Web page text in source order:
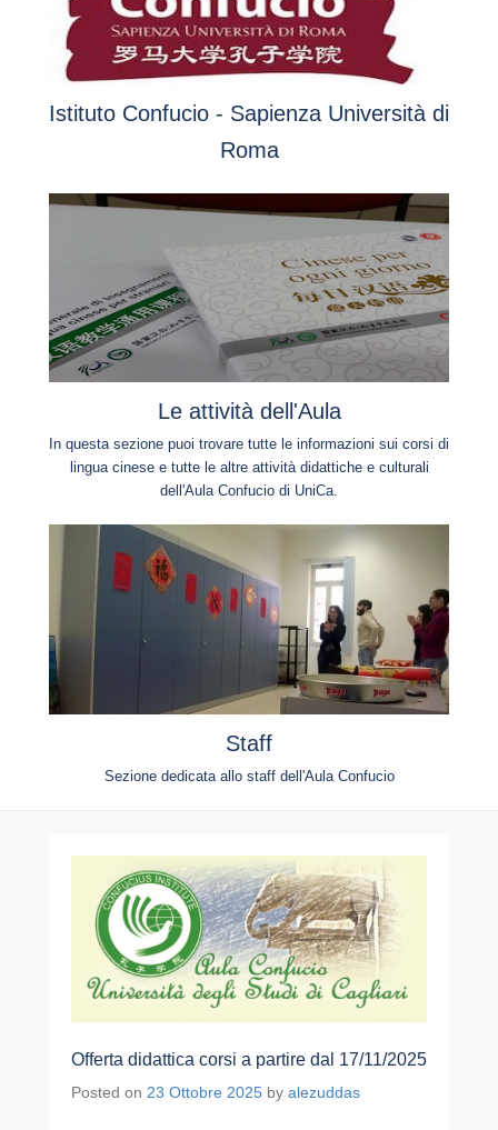
Istituto Confucio - Sapienza Università di
Roma
Le attività dell'Aula
In questa sezione puoi trovare tutte le informazioni sui corsi di
lingua cinese e tutte le altre attività didattiche e culturali
dell'Aula Confucio di UniCa.
Staff
Sezione dedicata allo staff dell'Aula Confucio
Offerta didattica corsi a partire dal 17/11/2025
Posted on 23 Ottobre 2025 by alezuddas